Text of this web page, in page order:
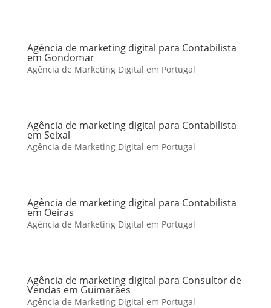
Agência de marketing digital para Contabilista
em Gondomar
Agência de Marketing Digital em Portugal
Agência de marketing digital para Contabilista
em Seixal
Agência de Marketing Digital em Portugal
Agência de marketing digital para Contabilista
em Oeiras
Agência de Marketing Digital em Portugal
Agência de marketing digital para Consultor de
Vendas em Guimarães
Agência de Marketing Digital em Portugal